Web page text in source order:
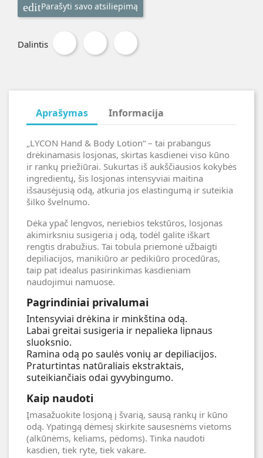
Parašyti savo atsiliepimą
Dalintis
Aprašymas Informacija
„LYCON Hand & Body Lotion“ – tai prabangus
drėkinamasis losjonas, skirtas kasdienei viso kūno
ir rankų priežiūrai. Sukurtas iš aukščiausios kokybės
ingredientų, šis losjonas intensyviai maitina
išsausėjusią odą, atkuria jos elastingumą ir suteikia
šilko švelnumo.
Dėka ypač lengvos, neriebios tekstūros, losjonas
akimirksniu susigeria į odą, todėl galite iškart
rengtis drabužius. Tai tobula priemonė užbaigti
depiliacijos, manikiūro ar pedikiūro procedūras,
taip pat idealus pasirinkimas kasdieniam
naudojimui namuose.
Pagrindiniai privalumai
Intensyviai drėkina ir minkština odą.
Labai greitai susigeria ir nepalieka lipnaus
sluoksnio.
Ramina odą po saulės vonių ar depiliacijos.
Praturtintas natūraliais ekstraktais,
suteikiančiais odai gyvybingumo.
Kaip naudoti
Įmasažuokite losjoną į švarią, sausą rankų ir kūno
odą. Ypatingą dėmesį skirkite sausesnėms vietoms
(alkūnėms, keliams, pėdoms). Tinka naudoti
kasdien, tiek ryte, tiek vakare.